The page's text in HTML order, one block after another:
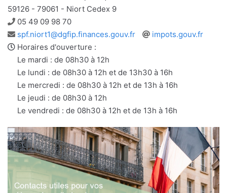
59126 - 79061 - Niort Cedex 9
Téléphone
05 49 09 98 70
Adresse
e-
mail
spf.niort1@dgfip.finances.gouv.fr
Site
impots.gouv.fr
Horaires d'ouverture :
Le mardi : de 08h30 à 12h
Le lundi : de 08h30 à 12h et de 13h30 à 16h
Le mercredi : de 08h30 à 12h et de 13h à 16h
Le jeudi : de 08h30 à 12h
Le vendredi : de 08h30 à 12h et de 13h à 16h